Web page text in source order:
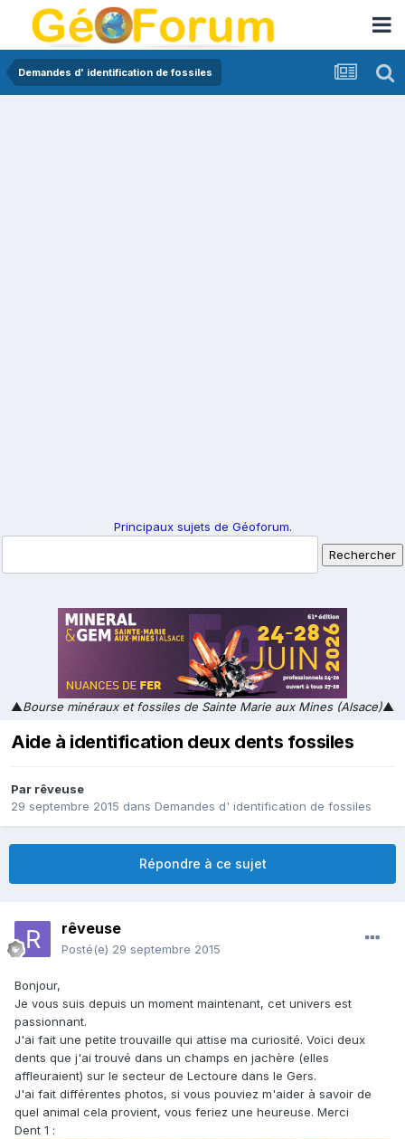
Demandes d' identification de fossiles
Principaux sujets de Géoforum.
▲Bourse minéraux et fossiles de Sainte Marie aux Mines (Alsace)▲
Aide à identification deux dents fossiles
Par rêveuse
29 septembre 2015 dans Demandes d' identification de fossiles
Répondre à ce sujet
rêveuse
Posté(e) 29 septembre 2015
Bonjour,
Je vous suis depuis un moment maintenant, cet univers est
passionnant.
J'ai fait une petite trouvaille qui attise ma curiosité. Voici deux
dents que j'ai trouvé dans un champs en jachère (elles
affleuraient) sur le secteur de Lectoure dans le Gers.
J'ai fait différentes photos, si vous pouviez m'aider à savoir de
quel animal cela provient, vous feriez une heureuse. Merci
Dent 1 :